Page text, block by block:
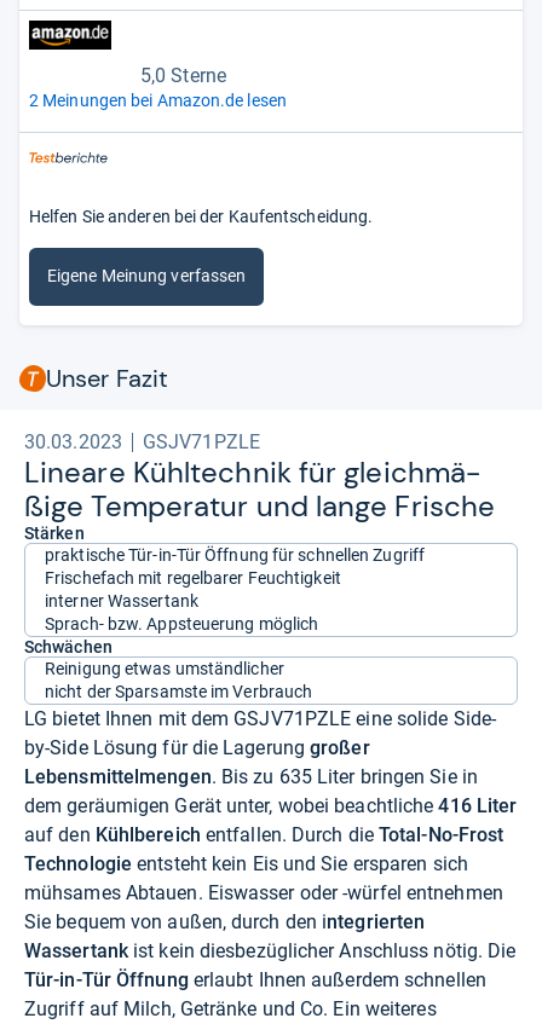
5,0 Sterne
2 Meinungen bei Amazon.de lesen
Helfen Sie anderen bei der Kaufentscheidung.
Eigene Meinung verfassen
Unser Fazit
30.03.2023 GSJV71PZLE
Lineare Kühl­tech­nik für gleich­mä­
ßige Tem­pe­ra­tur und lange Fri­sche
Stärken
praktische Tür-in-Tür Öffnung für schnellen Zugriff
Frischefach mit regelbarer Feuchtigkeit
interner Wassertank
Sprach- bzw. Appsteuerung möglich
Schwächen
Reinigung etwas umständlicher
nicht der Sparsamste im Verbrauch
LG bietet Ihnen mit dem GSJV71PZLE eine solide Side-
by-Side Lösung für die Lagerunggroßer
Lebensmittelmengen. Bis zu 635 Liter bringen Sie in
dem geräumigen Gerät unter, wobei beachtliche416 Liter
auf den Kühlbereich entfallen. Durch die Total-No-Frost
Technologie entsteht kein Eis und Sie ersparen sich
mühsames Abtauen. Eiswasser oder -würfel entnehmen
Sie bequem von außen, durch den integrierten
Wassertankist kein diesbezüglicher Anschluss nötig. Die
Tür-in-Tür Öffnung erlaubt Ihnen außerdem schnellen
Zugriff auf Milch, Getränke und Co. Ein weiteres